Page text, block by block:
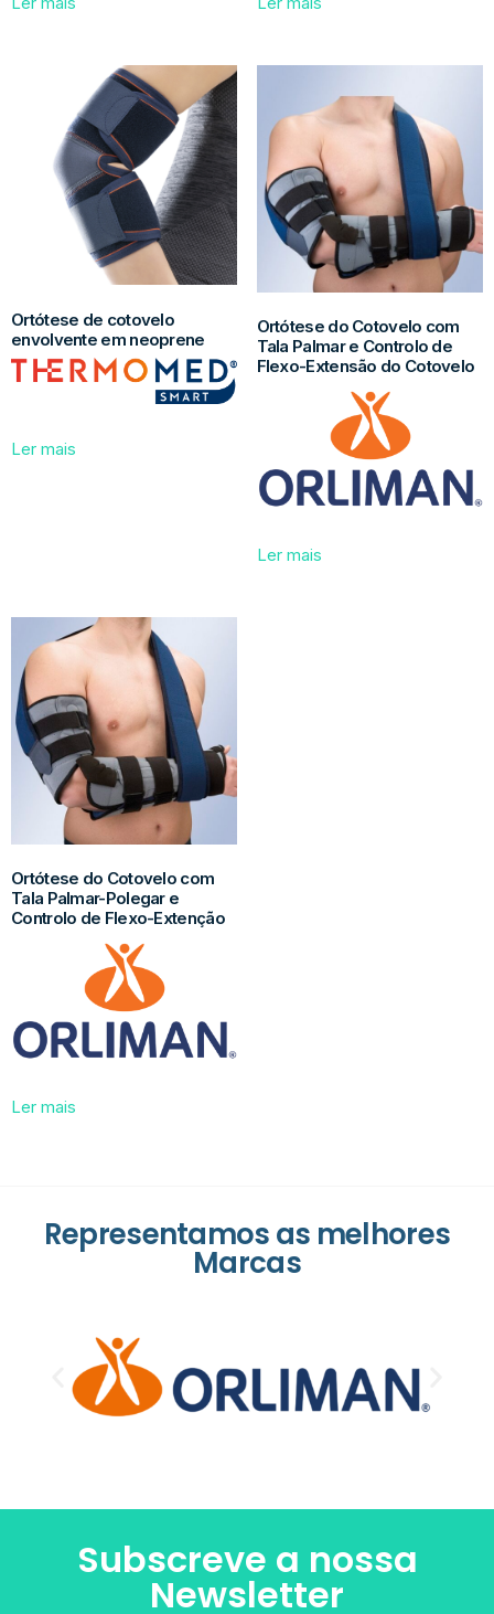
Ortótese de cotovelo
envolvente em neoprene
Ler mais
Ortótese do Cotovelo com
Tala Palmar e Controlo de
Flexo-Extensão do Cotovelo
Ler mais
Ortótese do Cotovelo com
Tala Palmar-Polegar e
Controlo de Flexo-Extenção
Ler mais
Representamos as melhores
Marcas
Subscreve a nossa
Newsletter